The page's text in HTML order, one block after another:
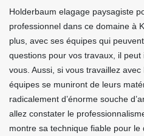
Holderbaum elagage paysagiste
professionnel dans ce domaine à
plus, avec ses équipes qui
questions pour vos travaux, il
vous. Aussi, si vous travaillez
équipes se muniront de leurs
radicalement d’énorme souche
allez constater le
montre sa technique fiable pour le